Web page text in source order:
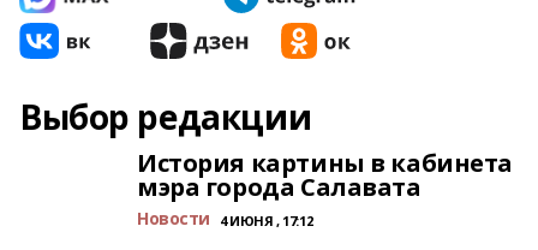
Выбор редакции
История картины в кабинета
мэра города Салавата
Новости 4 ИЮНЯ , 17:12